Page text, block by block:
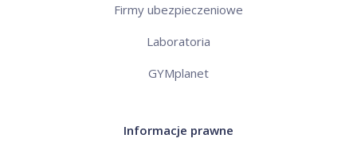
Firmy ubezpieczeniowe
Laboratoria
GYMplanet
Informacje prawne